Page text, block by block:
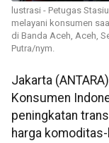
lustrasi - Petugas
melayani konsumen
di Banda Aceh, Aceh,
Putra/nym.
Jakarta
Konsumen
peningkatan
harga